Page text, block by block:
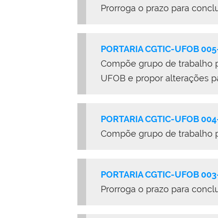
Prorroga o prazo para
PORTARIA CGTIC-UFOB
Compõe grupo de trabalho
UFOB e propor alterações
PORTARIA CGTIC-UFOB
Compõe grupo de trabalho
PORTARIA CGTIC-UFOB
Prorroga o prazo para